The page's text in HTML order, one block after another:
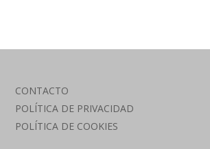
CONTACTO
POLÍTICA DE PRIVACIDAD
POLÍTICA DE COOKIES